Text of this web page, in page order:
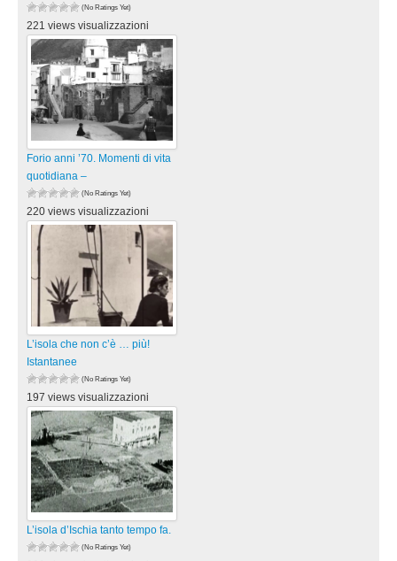
(No Ratings Yet)
221 views visualizzazioni
Forio anni ’70. Momenti di vita
quotidiana –
(No Ratings Yet)
220 views visualizzazioni
L’isola che non c’è … più!
Istantanee
(No Ratings Yet)
197 views visualizzazioni
L’isola d’Ischia tanto tempo fa.
(No Ratings Yet)